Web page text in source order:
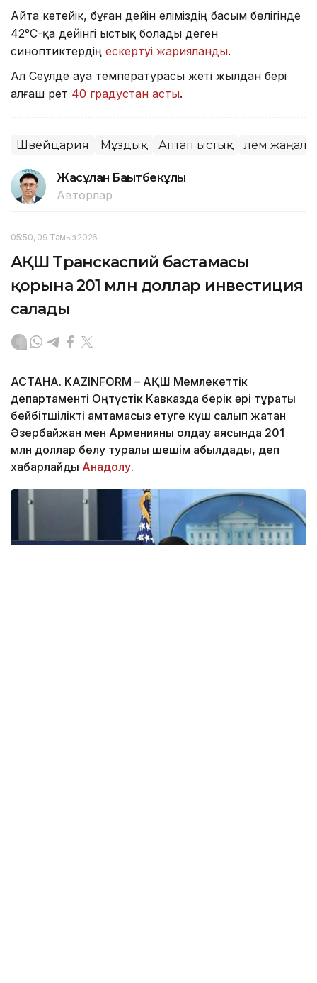
Айта кетейік, бұған дейін еліміздің басым бөлігінде
42°C-қа дейінгі ыстық болады деген
синоптиктердің ескертуі жарияланды.
Ал Сеулде ауа температурасы жеті жылдан бері
алғаш рет 40 градустан асты.
Швейцария Мұздық Аптап ыстық Әлем
Жасұлан Бақытбекұлы
Авторлар
05:50, 09 Тамыз 2026
АҚШ Транскаспий бастамасы
қорына 201 млн доллар инвестиция
салады
АСТАНА. KAZINFORM – АҚШ Мемлекеттік
департаменті Оңтүстік Кавказда берік әрі тұрақты
бейбітшілікті қамтамасыз етуге күш салып жатқан
Әзербайжан мен Арменияны қолдау аясында 201
млн доллар бөлу туралы шешім қабылдады, деп
хабарлайды Анадолу.